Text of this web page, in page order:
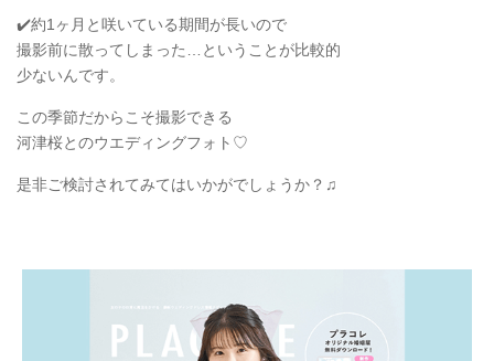
✔️約1ヶ月と咲いている期間が長いので
撮影前に散ってしまった…ということが比較的
少ないんです。
この季節だからこそ撮影できる
河津桜とのウエディングフォト♡
是非ご検討されてみてはいかがでしょうか？♫